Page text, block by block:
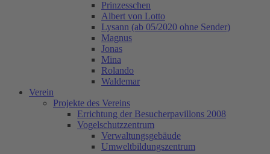
Prinzesschen
Albert von Lotto
Lysann (ab 05/2020 ohne Sender)
Magnus
Jonas
Mina
Rolando
Waldemar
Verein
Projekte des Vereins
Errichtung der Besucherpavillons 2008
Vogelschutzzentrum
Verwaltungsgebäude
Umweltbildungszentrum